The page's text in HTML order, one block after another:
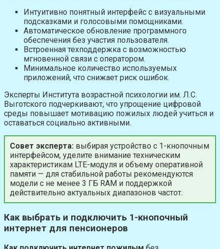
Интуитивно понятный интерфейс с визуальными
подсказками и голосовыми помощниками.
Автоматическое обновление программного
обеспечения без участия пользователя.
Встроенная техподдержка с возможностью
мгновенной связи с оператором.
Минимальное количество используемых
приложений, что снижает риск ошибок.
Эксперты Института возрастной психологии им. Л.С.
Выготского подчеркивают, что упрощение цифровой
среды повышает мотивацию пожилых людей учиться и
оставаться социально активными.
Совет эксперта: выбирая устройство с 1-кнопочным
интерфейсом, уделите внимание техническим
характеристикам LTE-модуля и объему оперативной
памяти — для стабильной работы рекомендуются
модели с не менее 3 ГБ RAM и поддержкой
действительно актуальных диапазонов частот.
Как выбрать и подключить 1-кнопочный
интернет для пенсионеров